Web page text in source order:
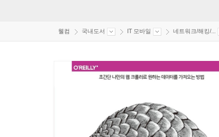
웰컴 국내도서 IT 모바일 네트워크/해킹/...